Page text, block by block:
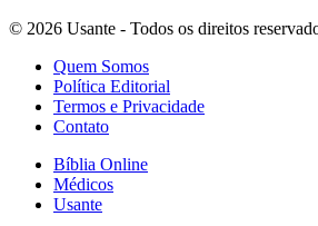
© 2026 Usante - Todos os direitos
Quem Somos
Política Editorial
Termos e Privacidade
Contato
Bíblia Online
Médicos
Usante